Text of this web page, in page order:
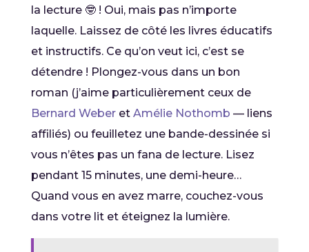
la lecture 🤓 ! Oui, mais pas n’importe
laquelle. Laissez de côté les livres éducatifs
et instructifs. Ce qu’on veut ici, c’est se
détendre ! Plongez-vous dans un bon
roman (j’aime particulièrement ceux de
Bernard Weberet Amélie Nothomb — liens
affiliés) ou feuilletez une bande-dessinée si
vous n’êtes pas un fana de lecture. Lisez
pendant 15 minutes, une demi-heure…
Quand vous en avez marre, couchez-vous
dans votre lit et éteignez la lumière.